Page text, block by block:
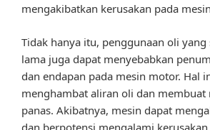
mengakibatkan kerusakan pada
Tidak hanya itu, penggunaan oli yang
lama juga dapat menyebabkan
dan endapan pada mesin motor. Hal
menghambat aliran oli dan membuat
panas. Akibatnya, mesin dapat
dan berpotensi mengalami